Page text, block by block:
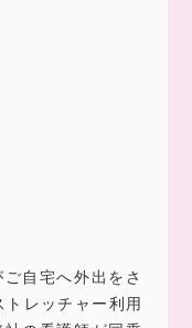
自宅へ外出をさ
レッチャー利用